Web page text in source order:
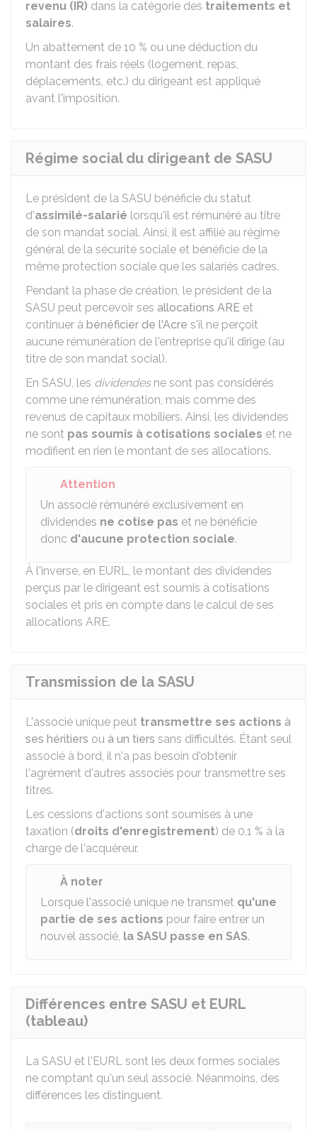
revenu (IR) dans la catégorie des traitements et
salaires.
Un abattement de 10 % ou une déduction du
montant des frais réels (logement, repas,
déplacements, etc.) du dirigeant est appliqué
avant l'imposition.
Régime social du dirigeant de SASU
Le président de la SASU bénéficie du statut
d'assimilé-salarié lorsqu'il est rémunéré au titre
de son mandat social. Ainsi, il est affilié au régime
général de la sécurité sociale et bénéficie de la
même protection sociale que les salariés cadres.
Pendant la phase de création, le président de la
SASU peut percevoir ses allocations ARE et
continuer à bénéficier de l'Acre s'il ne perçoit
aucune rémunération de l'entreprise qu'il dirige (au
titre de son mandat social).
En SASU, les dividendesne sont pas considérés
comme une rémunération, mais comme des
revenus de capitaux mobiliers. Ainsi, les dividendes
ne sont pas soumis à cotisations sociales et ne
modifient en rien le montant de ses allocations.
Attention
Un associé rémunéré exclusivement en
dividendes ne cotise pas et ne bénéficie
donc d'aucune protection sociale.
À l'inverse, en EURL, le montant des dividendes
perçus par le dirigeant est soumis à cotisations
sociales et pris en compte dans le calcul de ses
allocations ARE.
Transmission de la SASU
L'associé unique peut transmettre ses actions à
ses héritiers ou à un tiers sans difficultés. Étant seul
associé à bord, il n'a pas besoin d'obtenir
l'agrément d'autres associés pour transmettre ses
titres.
Les cessions d'actions sont soumises à une
taxation (droits d'enregistrement) de 0,1 % à la
charge de l'acquéreur.
À noter
Lorsque l'associé unique ne transmet qu'une
partie de ses actions pour faire entrer un
nouvel associé, la SASU passe en SAS.
Différences entre SASU et EURL
(tableau)
La SASU et l'EURL sont les deux formes sociales
ne comptant qu'un seul associé. Néanmoins, des
différences les distinguent.